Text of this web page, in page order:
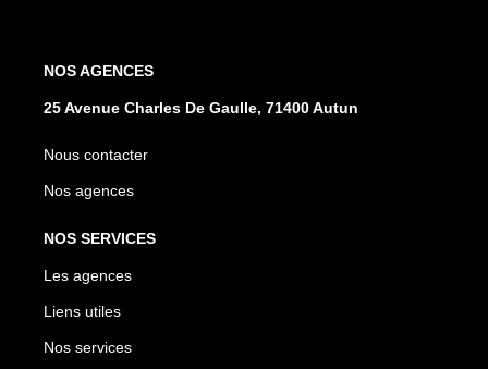
NOS AGENCES
25 Avenue Charles De Gaulle, 71400 Autun
Nous contacter
Nos agences
NOS SERVICES
Les agences
Liens utiles
Nos services